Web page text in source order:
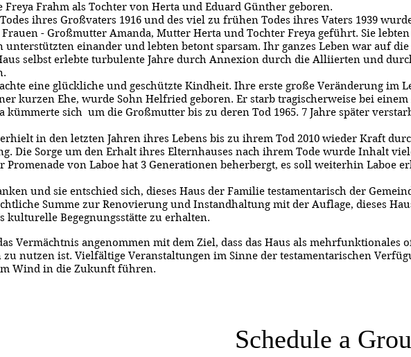
Freya Frahm als Tochter von Herta und Eduard Günther geboren.
ihres Großvaters 1916 und des viel zu frühen Todes ihres Vaters 1939
- Großmutter Amanda, Mutter Herta und Tochter Freya geführt. Sie
unterstützten einander und lebten betont sparsam. Ihr ganzes Leben war auf die
selbst erlebte turbulente Jahre durch Annexion durch die Alliierten und
eine glückliche und geschützte Kindheit. Ihre erste große Veränderung im
kurzen Ehe, wurde Sohn Helfried geboren. Er starb tragischerweise bei
kümmerte sich um die Großmutter bis zu deren Tod 1965. 7 Jahre später
in den letzten Jahren ihres Lebens bis zu ihrem Tod 2010 wieder Kraft
Die Sorge um den Erhalt ihres Elternhauses nach ihrem Tode wurde Inhalt
Promenade von Laboe hat 3 Generationen beherbergt, es soll weiterhin Laboe
und sie entschied sich, dieses Haus der Familie testamentarisch der
Summe zur Renovierung und Instandhaltung mit der Auflage, dieses
kulturelle Begegnungsstätte zu erhalten.
Vermächtnis angenommen mit dem Ziel, dass das Haus als mehrfunktionales
nutzen ist. Vielfältige Veranstaltungen im Sinne der testamentarischen
Wind in die Zukunft führen.
Schedule a